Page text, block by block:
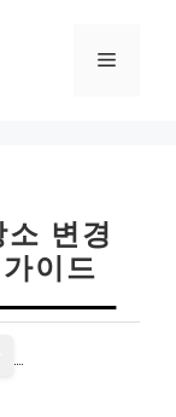
메
변경
이드